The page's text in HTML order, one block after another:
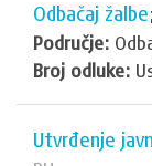
Odbačaj žalbe
Područje:
Broj odluke:
Utvrđenje